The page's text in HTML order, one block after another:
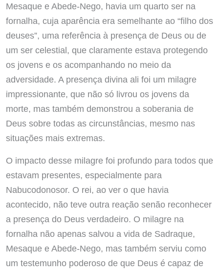
Mesaque e Abede-Nego, havia um quarto ser na
fornalha, cuja aparência era semelhante ao “filho dos
deuses”, uma referência à presença de Deus ou de
um ser celestial, que claramente estava protegendo
os jovens e os acompanhando no meio da
adversidade. A presença divina ali foi um milagre
impressionante, que não só livrou os jovens da
morte, mas também demonstrou a soberania de
Deus sobre todas as circunstâncias, mesmo nas
situações mais extremas.
O impacto desse milagre foi profundo para todos que
estavam presentes, especialmente para
Nabucodonosor. O rei, ao ver o que havia
acontecido, não teve outra reação senão reconhecer
a presença do Deus verdadeiro. O milagre na
fornalha não apenas salvou a vida de Sadraque,
Mesaque e Abede-Nego, mas também serviu como
um testemunho poderoso de que Deus é capaz de